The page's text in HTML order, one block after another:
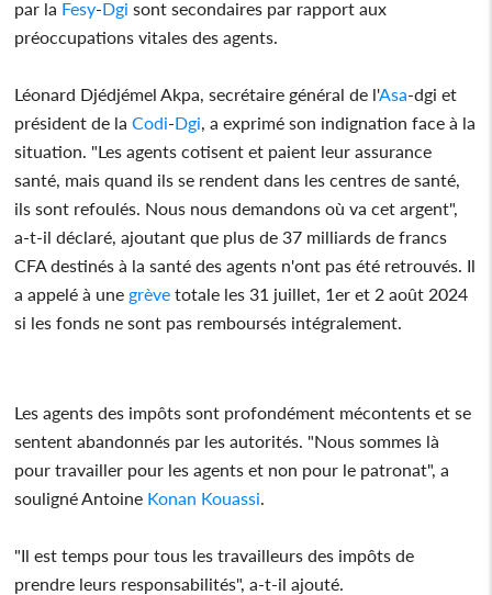
par la Fesy-Dgi sont secondaires par rapport aux
préoccupations vitales des agents.
Léonard Djédjémel Akpa, secrétaire général de l'Asa-dgi et
président de laCodi-Dgi , a exprimé son indignation face à la
situation. "Les agents cotisent et paient leur assurance
santé, mais quand ils se rendent dans les centres de santé,
ils sont refoulés. Nous nous demandons où va cet argent",
a-t-il déclaré, ajoutant que plus de 37 milliards de francs
CFA destinés à la santé des agents n'ont pas été retrouvés. Il
a appelé à une grève totale les 31 juillet, 1er et 2 août 2024
si les fonds ne sont pas remboursés intégralement.
Les agents des impôts sont profondément mécontents et se
sentent abandonnés par les autorités. "Nous sommes là
pour travailler pour les agents et non pour le patronat", a
souligné Antoine Konan Kouassi
"Il est temps pour tous les travailleurs des impôts de
prendre leurs responsabilités", a-t-il ajouté.